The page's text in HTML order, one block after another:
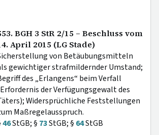
BGH 3 StR 2/15 – Beschluss vom
April 2015 (LG Stade)
von Betäubungsmitteln
gewichtiger strafmildernder Umstand;
des „Erlangens“ beim Verfall
der Verfügungsgewalt des
Widersprüchliche Feststellungen
Maßregelausspruch.
46StGB; § 73StGB; § 64StGB